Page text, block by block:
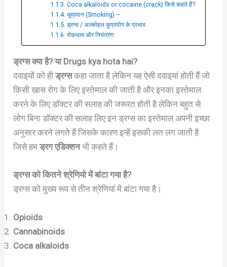
Coca alkaloids or cocaine (crack) किसे कहते हैं?
धूम्रपान (Smoking) –
ड्रग्स / अल्कोहल कुप्रयोग के प्रभाव
रोकथाम और नियंत्रण
ड्रग्स क्या है? या Drugs kya hota hai?
दवाइयों को हीड्रग्सकहा जाता है लेकिन यह ऐसी दवाइयां होती हैं जो
किसी खास रोग के लिए इस्तेमाल की जाती है और इनका इस्तेमाल
करने के लिए डॉक्टर की सलाह की जरूरत होती है लेकिन बहुत से
लोग बिना डॉक्टर की सलाह लिए इन ड्रग्स का इस्तेमाल अपनी इच्छा
अनुसार करने लगते हैं जिसके कारण इन्हें इसकी लत लग जाती है
जिसे हमड्रग एडिक्शनभी कहते हैं।
ड्रग्स को कितने श्रेणियो में बांटा गया है?
ड्रग्स को मुख्य रूप से तीन श्रेणियां में बांटा गया है।
Opioids
Cannabinoids
Coca alkaloids